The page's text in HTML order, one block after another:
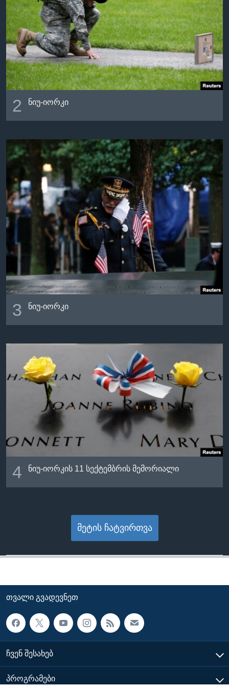
2 ნიუ-იორკი
3 ნიუ-იორკი
4 ნიუ-იორკის 11 სექტემბრის მემორიალი
მეტის ჩატვირთვა
ᲗᲕᲐᲚᲘ ᲒᲕᲐᲓᲔᲕᲜᲔᲗ
ᲩᲕᲔᲜ ᲨᲔᲡᲐᲮᲔᲑ
ᲞᲠᲝᲒᲠᲐᲛᲔᲑᲘ